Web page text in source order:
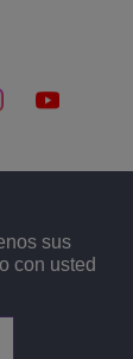
sus
con usted